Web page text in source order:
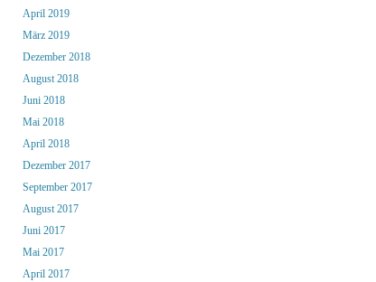
April 2019
März 2019
Dezember 2018
August 2018
Juni 2018
Mai 2018
April 2018
Dezember 2017
September 2017
August 2017
Juni 2017
Mai 2017
April 2017